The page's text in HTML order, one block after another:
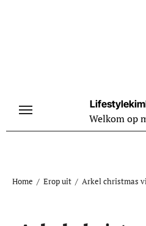
Welkom op
Home Erop uit Arkel christmas